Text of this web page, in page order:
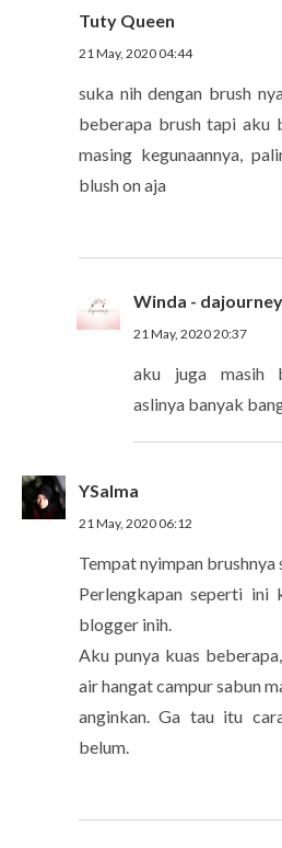
Tuty Queen
21 May, 2020 04:44
suka nih dengan brush
beberapa brush tapi aku
masing kegunaannya,
blush on aja
Winda -
21 May, 2020 20:37
aku juga masih
aslinya banyak
YSalma
21 May, 2020 06:12
Tempat nyimpan brushnya
Perlengkapan seperti ini
blogger inih.
Aku punya kuas
air hangat campur sabun
anginkan. Ga tau itu
belum.